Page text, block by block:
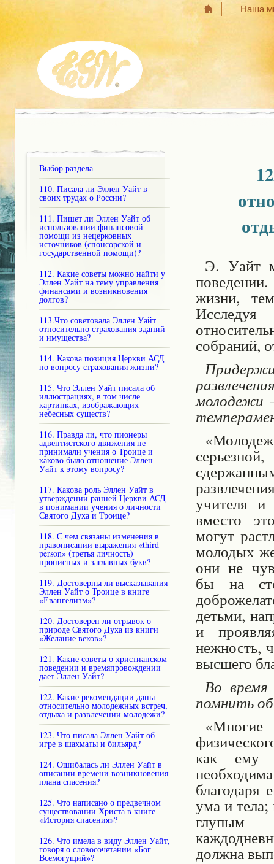
Наша
Выбор раздела
110. Писала ли Эллен Уайт в
своих трудах о России?
111. Пишет ли Эллен Уайт об
использовании финансовой
помощи из нецерковных
источников (спонсорской и
государственной помощи)?
112. Какие советы можно найти у
Эллен Уайт на тему управления
финансами и возникновения
долгов?
113.Что советовала Эллен Уайт
относительно страхования зданий
и имущества?
114. Какова позиция Церкви АСД
по вопросу страхования жизни?
115. Что Эллен Уайт писала об
иллюстрациях, в том числе
картинках, изображающих
небесных существ?
116. Правда ли, что пионеры
адвентистского движения не
принимали учения о Троице и
каково было отношение Эллен
Уайт к этому вопросу?
117. Какова роль Эллен Уайт в
утверждении ранней Церкви АСД
в понимании учения о личности
Святого Духа и Троице?
118. С чем связаны изменения в
правописании выражения «third
person» (третья личность)
прописных и заглавных букв?
119. Достоверны ли высказывания
Эллен Уайт о Троице в книге
«Евангелизм»?
120. Достоверен ли отрывок о
природе Святого Духа из книги
«Желание веков»?
121. Какие советы о христианском
поведении и времяпровождении
дает Эллен Уайт?
122. Какие рекомендации даны
относительно молодежных встреч,
отдыха и развлечении молодежи?
123. Что писала Эллен Уайт об
игре в шахматы и бильярд?
124. Ошибалась ли Эллен Уайт в
описании времени возникновения
плана спасения?
125. Что написано о предвечном
существовании Христа в книге
«История спасения»?
126. Что имела в виду Эллен Уайт,
говоря о словосочетании «Бог
Всемогущий»?
Э. Уайт
жизни,
собраний,
молодежи
учителя и
вместо
могут
молодых
они не
бына
детьми,
и
нежность,
высшего
Во время
помнить
как ему
благодаря
ума и тела;
глупым
должна